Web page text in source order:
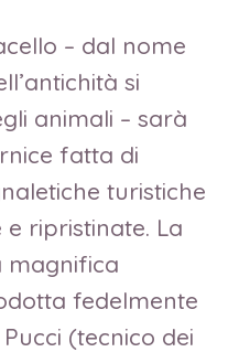
– dal nome
si
animali – sarà
fatta di
turistiche
ripristinate. La
magnifica
fedelmente
(tecnico dei